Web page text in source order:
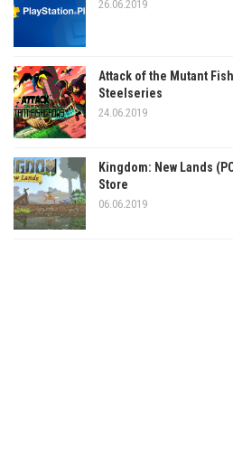
26.06.2019
Attack of the Mutant
Steelseries
24.06.2019
Kingdom: New Lands
Store
06.06.2019